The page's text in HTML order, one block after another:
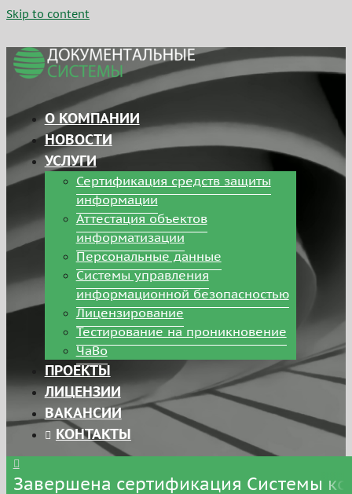
Skip to content
О КОМПАНИИ
НОВОСТИ
УСЛУГИ
Сертификация средств защиты
информации
Аттестация объектов
информатизации
Персональные данные
Системы управления
информационной безопасностью
Лицензирование
Тестирование на проникновение
ЧаВо
ПРОЕКТЫ
ЛИЦЕНЗИИ
ВАКАНСИИ
КОНТАКТЫ
Завершена сертификация Системы